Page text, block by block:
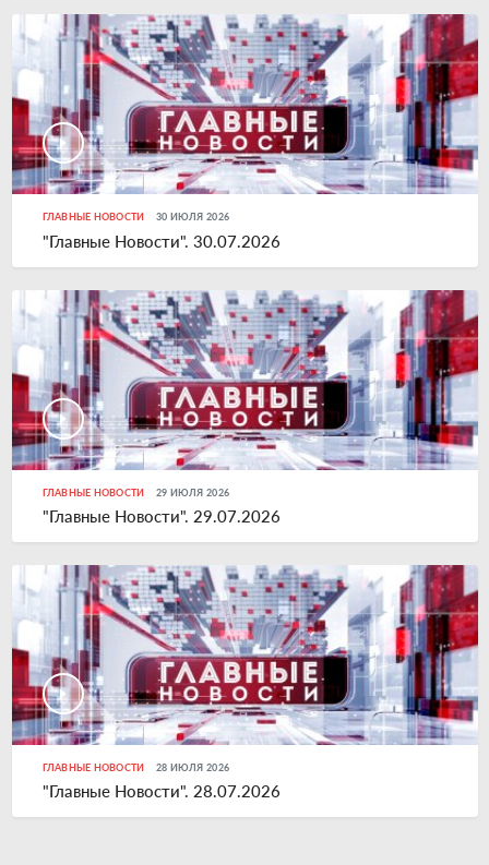
ГЛАВНЫЕ НОВОСТИ 30 ИЮЛЯ 2026
"Главные Новости". 30.07.2026
ГЛАВНЫЕ НОВОСТИ 29 ИЮЛЯ 2026
"Главные Новости". 29.07.2026
ГЛАВНЫЕ НОВОСТИ 28 ИЮЛЯ 2026
"Главные Новости". 28.07.2026